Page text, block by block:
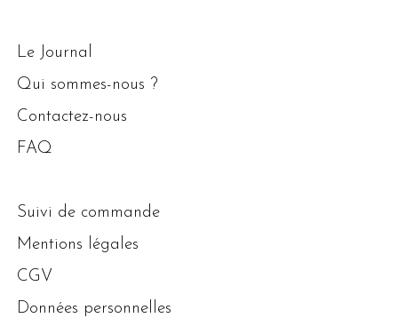
Le Journal
Qui sommes-nous ?
Contactez-nous
FAQ
Suivi de commande
Mentions légales
CGV
Données personnelles